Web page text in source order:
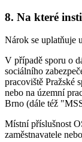
8. Na které
Nárok se uplatňuje
V případě sporu o
sociálního
pracoviště Pražské
nebo na územní
Brno (dále též
Místní příslušnost
zaměstnavatele